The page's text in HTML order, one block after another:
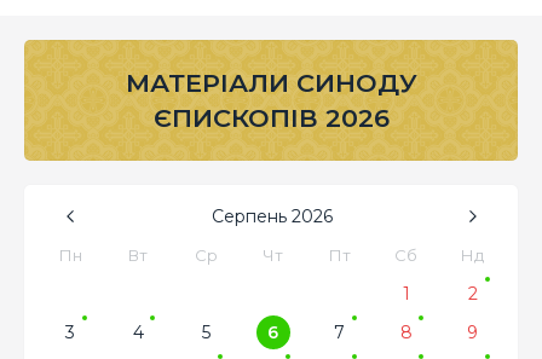
МАТЕРІАЛИ СИНОДУ
ЄПИСКОПІВ 2026
Серпень 2026
Пн Вт Ср Чт Пт Сб Нд
1
2
3
4 5 6 7 8
9